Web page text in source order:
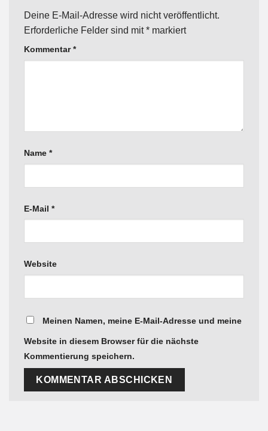
Deine E-Mail-Adresse wird nicht veröffentlicht.
Erforderliche Felder sind mit* markiert
Kommentar*
Name *
E-Mail *
Website
Meinen Namen, meine E-Mail-Adresse und meine
Website in diesem Browser für die nächste
Kommentierung speichern.